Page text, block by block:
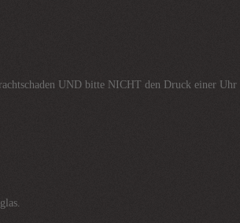
UND bitte NICHT den Druck einer